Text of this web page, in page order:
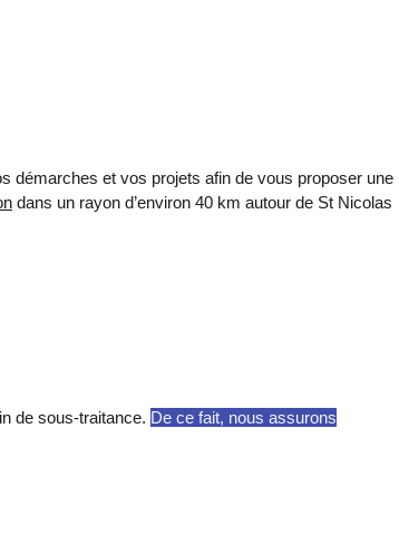
démarches et vos projets afin de vous proposer une
dans un rayon d’environ 40 km autour de St Nicolas
de sous-traitance. De ce fait, nous assurons